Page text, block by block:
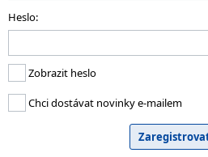
Heslo:
Zobrazit heslo
Chci dostávat novinky e-mailem